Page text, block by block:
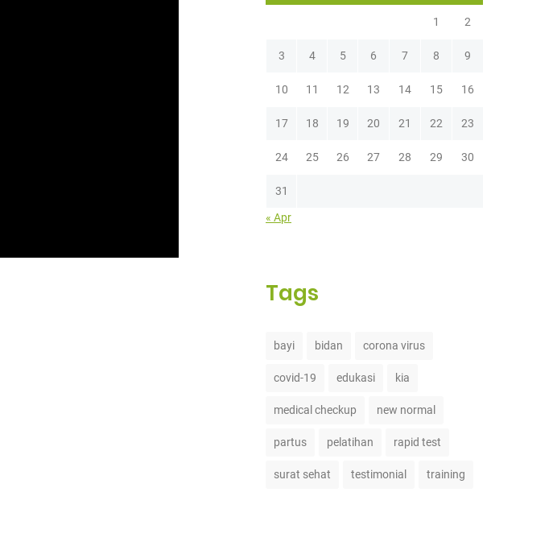
1 2
3 4 5 6 7 8 9
10 11 12 13 14 15 16
17 18 19 20 21 22 23
24 25 26 27 28 29 30
31
« Apr
Tags
bayi bidan corona virus
covid-19 edukasi kia
medical checkup new normal
partus pelatihan rapid test
surat sehat testimonial training